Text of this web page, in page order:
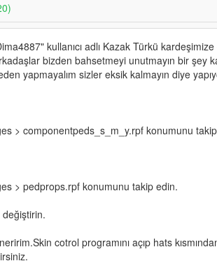
kullanıcı adlı Kazak Türkü
bizden bahsetmeyi unutmayın bir şey
yapmayalım sizler eksik kalmayın diye
> componentpeds_s_m_y.rpf konumunu
> pedprops.rpf konumunu takip edin.
cotrol programını açıp hats